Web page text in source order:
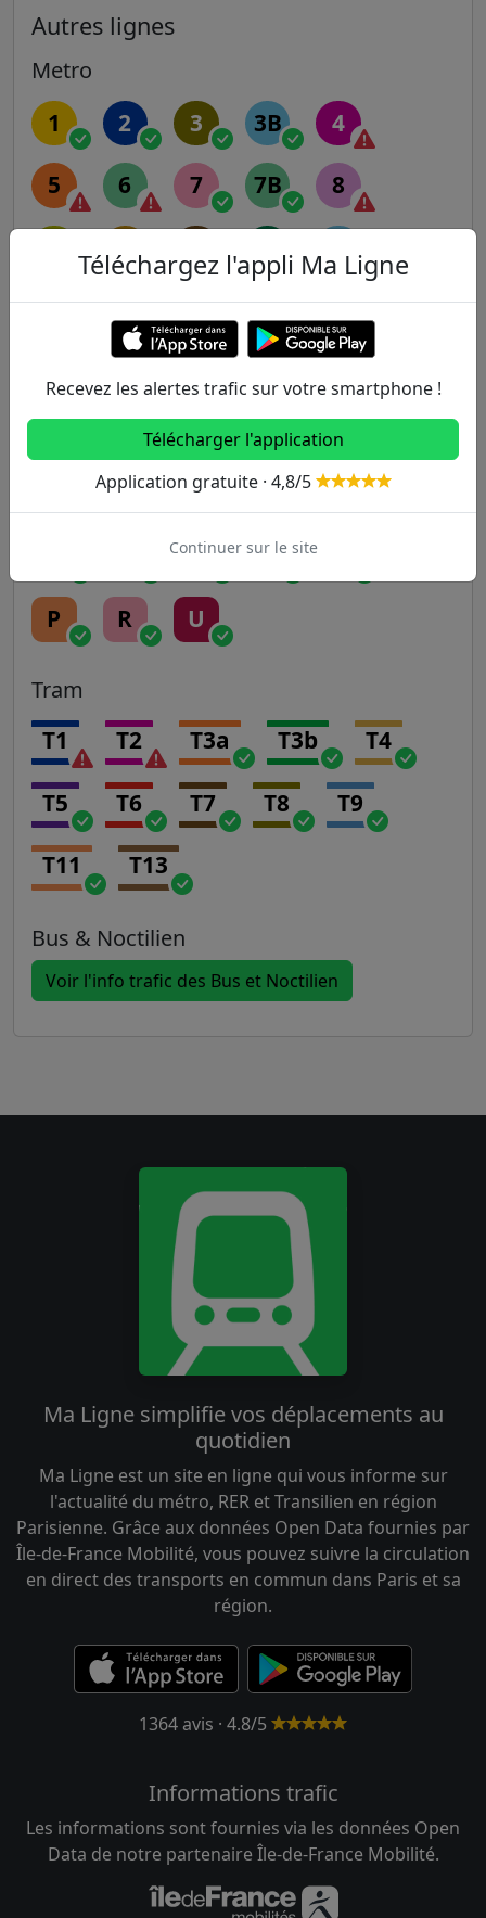
Autres lignes
Metro
1 2 3 3B 4
5 6 7 7B 8
10
14
RER
C D E
K L
P R U
Tram
T1 T2 T3a T3b T4
T5 T6 T7 T8 T9
T11 T13
Bus & Noctilien
Voir l'info trafic des Bus et Noctilien
Ma Ligne simplifie vos déplacements au
quotidien
Ma Ligne est un site en ligne qui vous informe sur
l'actualité du métro, RER et Transilien en région
Parisienne. Grâce aux données Open Data fournies par
Île-de-France Mobilité, vous pouvez suivre la circulation
en direct des transports en commun dans Paris et sa
région.
1364 avis · 4.8/5
Informations trafic
Les informations sont fournies via les données Open
Data de notre partenaire Île-de-France Mobilité.
Téléchargez l'appli Ma Ligne
Recevez les alertes trafic sur votre smartphone !
Télécharger l'application
Application gratuite · 4,8/5
Continuer sur le site